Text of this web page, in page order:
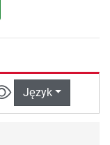
Język